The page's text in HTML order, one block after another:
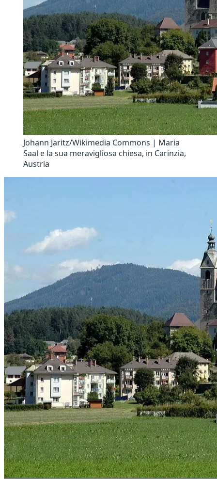
Johann Jaritz/Wikimedia Commons | Maria
Saal e la sua meravigliosa chiesa, in Carinzia,
Austria